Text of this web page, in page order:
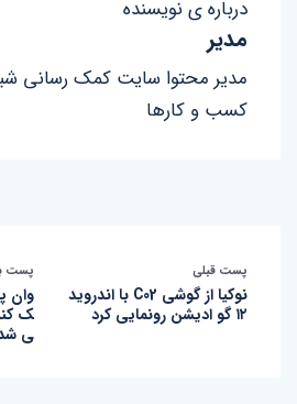
درباره ی نویسنده
مدیر
مدیر محتوا سایت کمک رسانی
کسب و کارها
پست قبلی
نوکیا از گوشی C02 با اندروید
۱۲ گو ادیشن رونمایی کرد
پست
ی